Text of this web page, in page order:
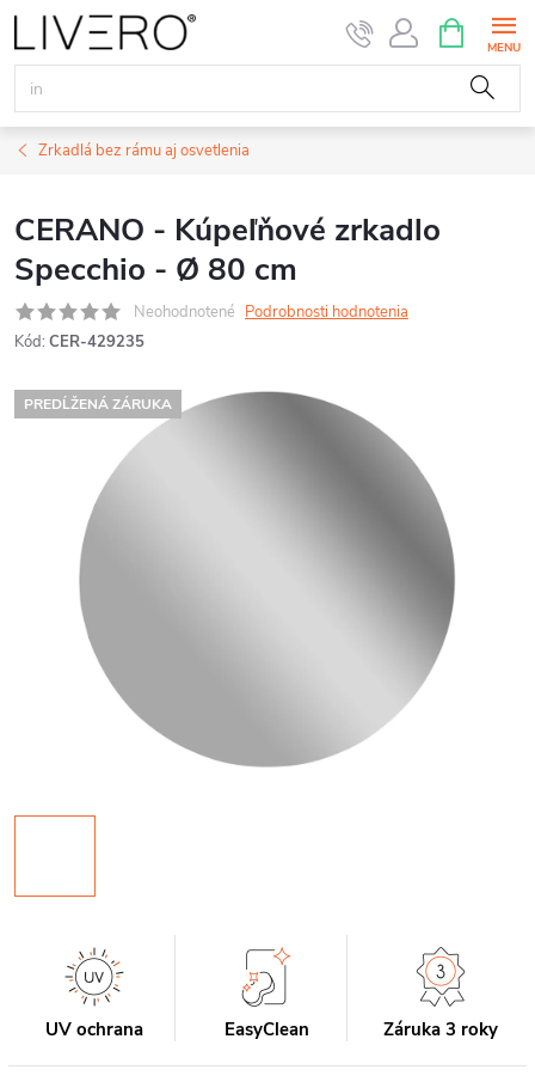
Prejsť
na
obsah
KOŠÍK
Zrkadlá bez rámu aj osvetlenia
CERANO - Kúpeľňové zrkadlo
Specchio - Ø 80 cm
Neohodnotené Podrobnosti hodnotenia
Kód: CER-429235
PREDĹŽENÁ ZÁRUKA
UV ochrana EasyClean Záruka 3 roky